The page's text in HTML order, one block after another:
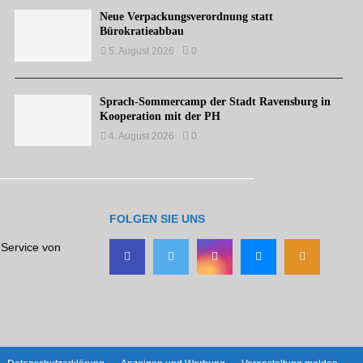
Neue Verpackungsverordnung statt
Bürokratieabbau
5. August 2026 0
Sprach-Sommercamp der Stadt Ravensburg in
Kooperation mit der PH
4. August 2026 0
von
FOLGEN SIE UNS